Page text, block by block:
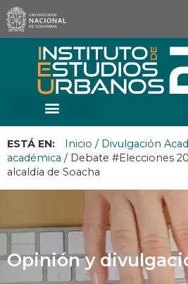
ESTÁ EN: Inicio / Divulgación
académica / Debate #Elecciones
alcaldía de Soacha
Opinión y